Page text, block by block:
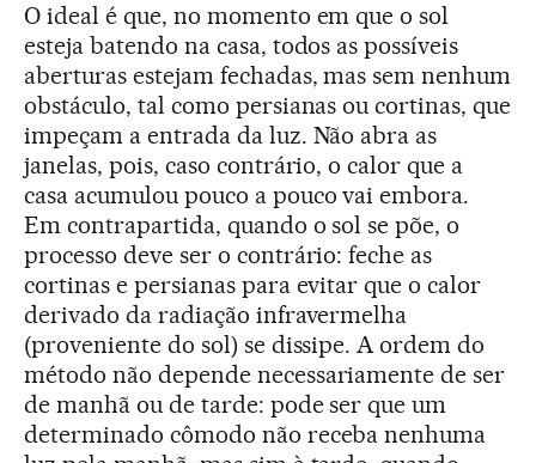
O ideal é que, no momento em que o sol
esteja batendo na casa, todos as possíveis
aberturas estejam fechadas, mas sem nenhum
obstáculo, tal como persianas ou cortinas, que
impeçam a entrada da luz. Não abra as
janelas, pois, caso contrário, o calor que a
casa acumulou pouco a pouco vai embora.
Em contrapartida, quando o sol se põe, o
processo deve ser o contrário: feche as
cortinas e persianas para evitar que o calor
derivado da radiação infravermelha
(proveniente do sol) se dissipe. A ordem do
método não depende necessariamente de ser
de manhã ou de tarde: pode ser que um
determinado cômodo não receba nenhuma